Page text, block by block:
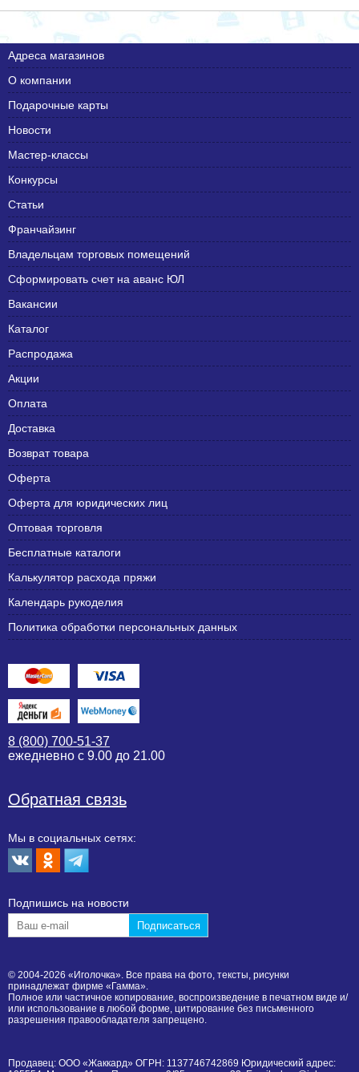
Адреса магазинов
О компании
Подарочные карты
Новости
Мастер-классы
Конкурсы
Статьи
Франчайзинг
Владельцам торговых помещений
Сформировать счет на аванс ЮЛ
Вакансии
Каталог
Распродажа
Акции
Оплата
Доставка
Возврат товара
Оферта
Оферта для юридических лиц
Оптовая торговля
Бесплатные каталоги
Калькулятор расхода пряжи
Календарь рукоделия
Политика обработки персональных данных
8 (800) 700-51-37
ежедневно с 9.00 до 21.00
Обратная связь
Мы в социальных сетях:
Подпишиcь на новости
© 2004-2026 «Иголочка». Все права на фото, тексты, рисунки
принадлежат фирме «Гамма».
Полное или частичное копирование, воспроизведение в печатном виде и/
или использование в любой форме, цитирование без письменного
разрешения правообладателя запрещено.
Продавец: ООО «Жаккард» ОГРН: 1137746742869 Юридический адрес: